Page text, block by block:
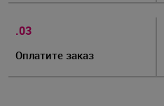
.03
Оплатите заказ